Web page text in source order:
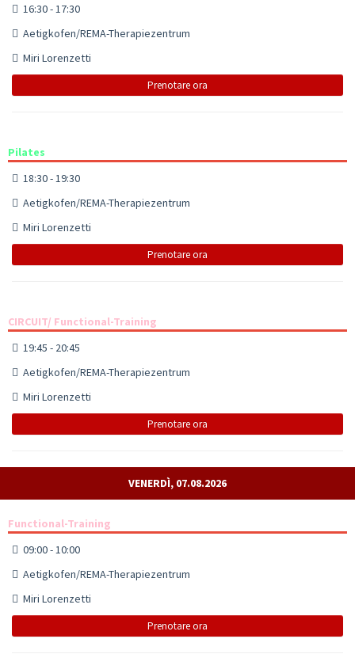
16:30 - 17:30
Aetigkofen/REMA-Therapiezentrum
Miri Lorenzetti
Prenotare ora
Pilates
18:30 - 19:30
Aetigkofen/REMA-Therapiezentrum
Miri Lorenzetti
Prenotare ora
CIRCUIT/ Functional-Training
19:45 - 20:45
Aetigkofen/REMA-Therapiezentrum
Miri Lorenzetti
Prenotare ora
VENERDÌ, 07.08.2026
Functional-Training
09:00 - 10:00
Aetigkofen/REMA-Therapiezentrum
Miri Lorenzetti
Prenotare ora